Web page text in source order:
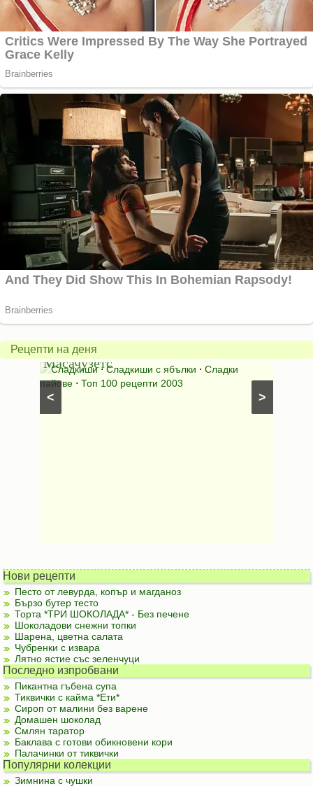
Рецепти на деня
>
<
Американски
ябълков
пай
от
Масачузетс
Сладкиши⋅Сладкиши с ябълки ⋅ Сладки
пайове ⋅ Топ 100 рецепти 2003
питка
на
мама
Нови рецепти
Песто от левурда, копър и магданоз
Бързо бутер тесто
Торта *ТРИ ШОКОЛАДА* - Без печене
Шоколадови снежни топки
Шарена, цветна салата
Чубренки с извара
Лятно ястие със зеленчуци
Последно изпробвани
Пикантна гъбена супа
Тиквички с кайма *Ети*
Сироп от малини без варене
Домашен шоколад
Смлян таратор
Баклава с готови обикновени кори
Палачинки от тиквички
Популярни колекции
Зимнина с чушки